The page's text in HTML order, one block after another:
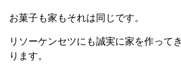
お菓子も家もそれは同じです。
リソーケンセツにも誠実に家を作って
ります。